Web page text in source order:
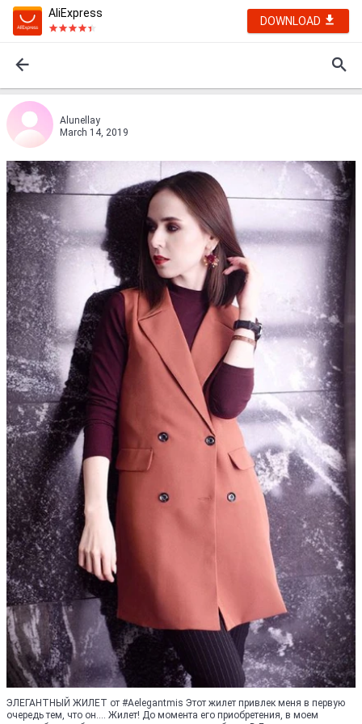
AliExpress
DOWNLOAD
Alunellаy
March 14, 2019
ЭЛЕГАНТНЫЙ ЖИЛЕТ от #Aelegantmis Этот жилет привлек меня в первую
очередь тем, что он.... Жилет! До момента его приобретения, в моем